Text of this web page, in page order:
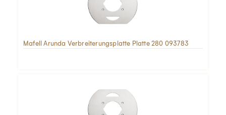
Mafell Arunda Verbreiterungsplatte Platte 280 093783